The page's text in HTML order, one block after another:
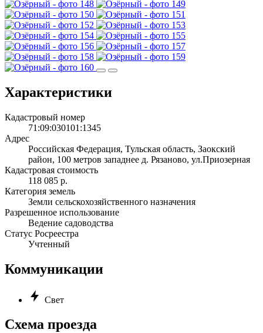
Характеристики
Кадастровый номер
71:09:030101:1345
Адрес
Российская Федерация, Тульская область, Заокский
район, 100 метров западнее д. Рязаново, ул.Приозерная
Кадастровая стоимость
118 085 р.
Категория земель
Земли сельскохозяйственного назначения
Разрешенное использование
Ведение садоводства
Статус Росреестра
Учтенный
Коммуникации
Свет
Схема проезда